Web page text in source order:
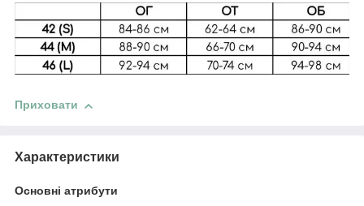
Приховати
Характеристики
Основні атрибути